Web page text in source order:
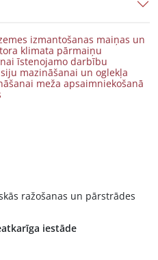
izmantošanas maiņas un
klimata pārmaiņu
īstenojamo darbību
mazināšanai un oglekļa
meža apsaimniekošanā
ražošanas un pārstrādes
iestāde